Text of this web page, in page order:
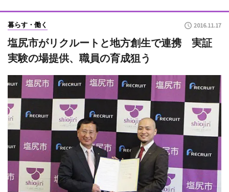
暮らす・働く 2016.11.17
塩尻市がリクルートと地方創生で連携 実証
実験の場提供、職員の育成狙う